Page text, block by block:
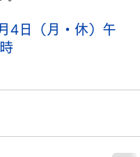
4日（月・休）午